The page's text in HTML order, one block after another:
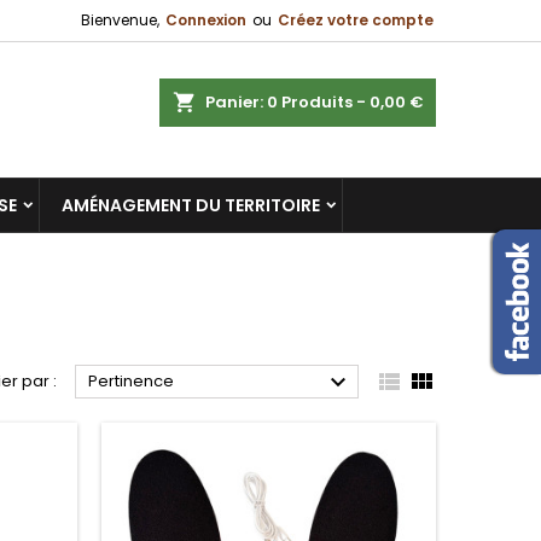
Bienvenue, Connexion ou Créez votre compte
Panier 0 Produits - 0,00 €
AMÉNAGEMENT DU TERRITOIRE
par : Pertinence   